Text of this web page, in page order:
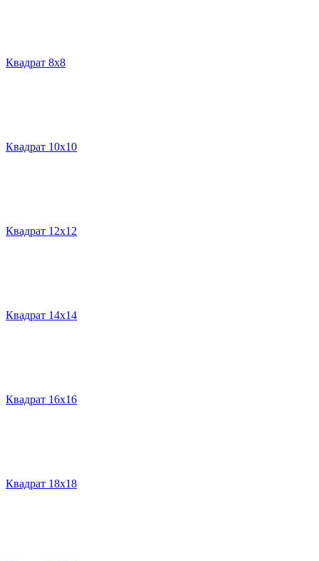
Квадрат 8х8
Квадрат 10х10
Квадрат 12х12
Квадрат 14х14
Квадрат 16х16
Квадрат 18х18